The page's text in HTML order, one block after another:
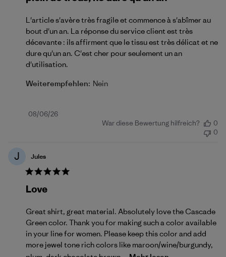
L'article s'avère très fragile et commence à s'abîmer au
bout d'un an. La réponse du service client est très
décevante : ils affirment que le tissu est très délicat et ne
dure qu'un an. C'est cher pour seulement un an
d'utilisation.
Weiterempfehlen: Nein
Veröffentlichungsdatum
08/06/26
War diese Bewertung hilfreich?
0
0
J Jules
Love
Great shirt, great material. Absolutely love the Cascade
Green color. Thank you for making such a color available
in your line for women. Please keep this color and add
more jewel tone rich colors like maroon/wine/burgundy,